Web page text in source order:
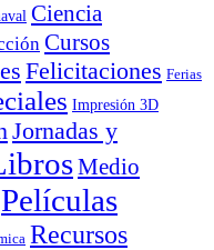
Ciencia
Cursos
Felicitaciones Ferias
Impresión 3D
Jornadas y
Medio
Películas
Recursos